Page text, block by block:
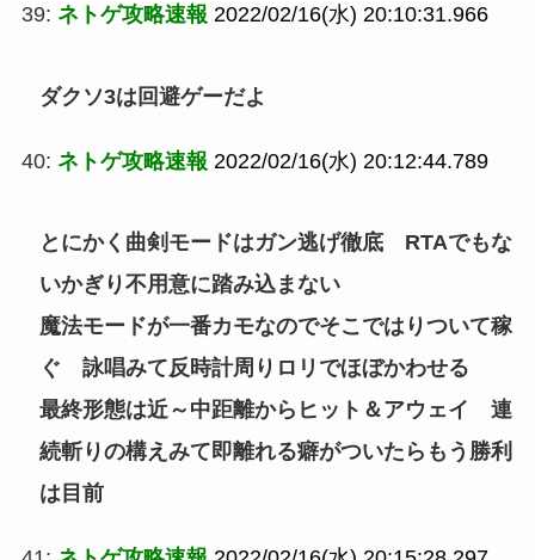
39: ネトゲ攻略速報 2022/02/16(水) 20:10:31.966
ダクソ3は回避ゲーだよ
40: ネトゲ攻略速報 2022/02/16(水) 20:12:44.789
とにかく曲剣モードはガン逃げ徹底 RTAでもな
いかぎり不用意に踏み込まない
魔法モードが一番カモなのでそこではりついて稼
ぐ 詠唱みて反時計周りロリでほぼかわせる
最終形態は近～中距離からヒット＆アウェイ 連
続斬りの構えみて即離れる癖がついたらもう勝利
は目前